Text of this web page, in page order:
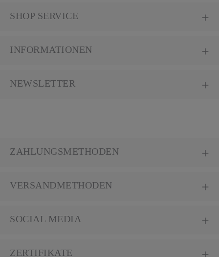
SHOP SERVICE
INFORMATIONEN
NEWSLETTER
ZAHLUNGSMETHODEN
VERSANDMETHODEN
SOCIAL MEDIA
ZERTIFIKATE